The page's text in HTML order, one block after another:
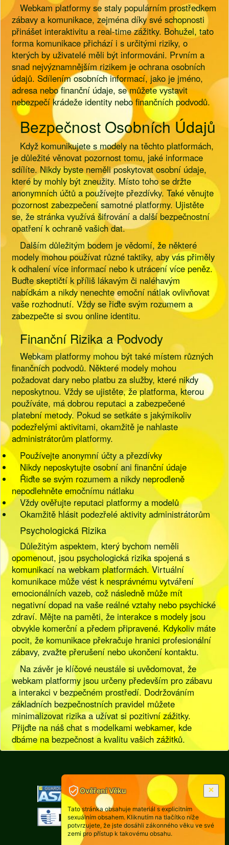
Webkam platformy se staly populárním prostředkem
zábavy a komunikace, zejména díky své schopnosti
přinášet interaktivitu a real-time zážitky. Bohužel, tato
forma komunikace přichází i s určitými riziky, o
kterých by uživatelé měli být informováni. Prvním a
snad nejvýznamnějším rizikem je ochrana osobních
údajů. Sdílením osobních informací, jako je jméno,
adresa nebo finanční údaje, se můžete vystavit
nebezpečí krádeže identity nebo finančních podvodů.
Bezpečnost Osobních Údajů
Když komunikujete s modely na těchto platformách,
je důležité věnovat pozornost tomu, jaké informace
sdílíte. Nikdy byste neměli poskytovat osobní údaje,
které by mohly být zneužity. Místo toho se držte
anonymních účtů a používejte přezdívky. Také věnujte
pozornost zabezpečení samotné platformy. Ujistěte
se, že stránka využívá šifrování a další bezpečnostní
opatření k ochraně vašich dat.
Dalším důležitým bodem je vědomí, že některé
modely mohou používat různé taktiky, aby vás přiměly
k odhalení více informací nebo k utrácení více peněz.
Buďte skeptičtí k příliš lákavým či naléhavým
nabídkám a nikdy nenechte emoční nátlak ovlivňovat
vaše rozhodnutí. Vždy se řiďte svým rozumem a
zabezpečte si svou online identitu.
Finanční Rizika a Podvody
Webkam platformy mohou být také místem různých
finančních podvodů. Některé modely mohou
požadovat dary nebo platbu za služby, které nikdy
neposkytnou. Vždy se ujistěte, že platforma, kterou
používáte, má dobrou reputaci a zabezpečené
platební metody. Pokud se setkáte s jakýmikoliv
podezřelými aktivitami, okamžitě je nahlaste
administrátorům platformy.
Používejte anonymní účty a přezdívky
Nikdy neposkytujte osobní ani finanční údaje
Řiďte se svým rozumem a nikdy neprodleně
nepodlehněte emočnímu nátlaku
Vždy ověřujte reputaci platformy a modelů
Okamžitě hlásit podezřelé aktivity administrátorům
Psychologická Rizika
Důležitým aspektem, který bychom neměli
opomenout, jsou psychologická rizika spojená s
komunikací na webkam platformách. Virtuální
komunikace může vést k nesprávnému vytváření
emocionálních vazeb, což následně může mít
negativní dopad na vaše reálné vztahy nebo psychické
zdraví. Mějte na paměti, že interakce s modely jsou
obvykle komerční a předem připravené. Kdykoliv máte
pocit, že komunikace překračuje hranici profesionální
zábavy, zvažte přerušení nebo ukončení kontaktu.
Na závěr je klíčové neustále si uvědomovat, že
webkam platformy jsou určeny především pro zábavu
a interakci v bezpečném prostředí. Dodržováním
základních bezpečnostních pravidel můžete
minimalizovat rizika a užívat si pozitivní zážitky.
Přijďte na náš chat s modelkami webkamer, kde
dbáme na bezpečnost a kvalitu vašich zážitků.
]
Ověření Věku
Tato stránka obsahuje materiál s explicitním
sexuálním obsahem. Kliknutím na tlačítko níže
potvrzujete, že jste dosáhli zákonného věku ve své
zemi pro přístup k takovému obsahu.